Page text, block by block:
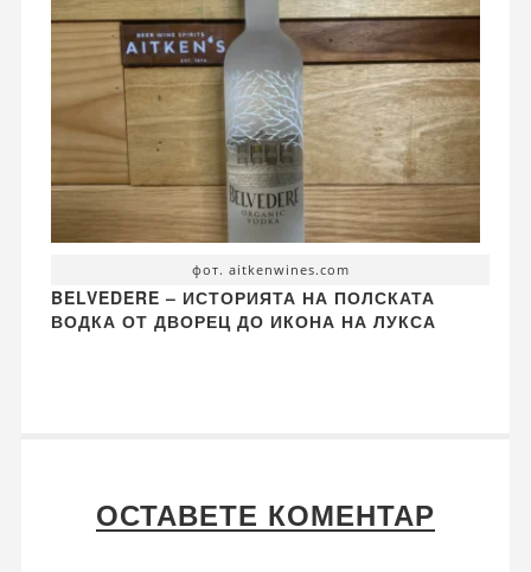
фот. aitkenwines.com
BELVEDERE – ИСТОРИЯТА НА ПОЛСКАТА
ВОДКА ОТ ДВОРЕЦ ДО ИКОНА НА ЛУКСА
ОСТАВЕТЕ КОМЕНТАР